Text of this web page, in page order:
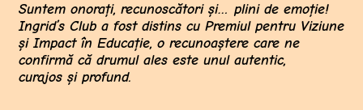
Suntem onorați, recunoscători și… plini de emoție!
Ingrid’s Club a fost distins cu Premiul pentru Viziune
și Impact în Educație, o recunoaștere care ne
confirmă că drumul ales este unul autentic,
curajos și profund.